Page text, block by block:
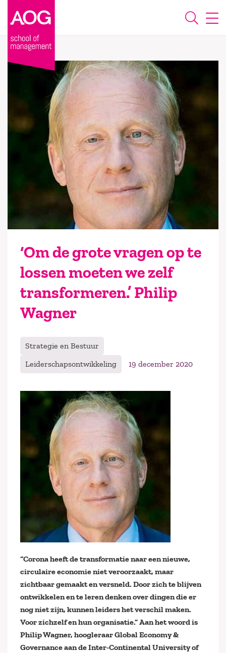
‘Om de grote vragen op te
lossen moeten we zelf
transformeren.’ Philip
Wagner
Strategie en Bestuur
Leiderschapsontwikkeling
19 december 2020
“Corona heeft de transformatie naar een nieuwe,
circulaire economie niet veroorzaakt, maar
zichtbaar gemaakt en versneld. Door zich te blijven
ontwikkelen en te leren denken over dingen die er
nog niet zijn, kunnen leiders het verschil maken.
Voor zichzelf en hun organisatie.” Aan het woord is
Philip Wagner, hoogleraar Global Economy &
Governance aan de Inter-Continental University of